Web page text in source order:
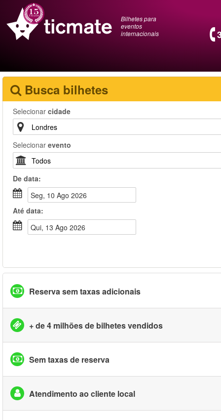
Bilhetes para
eventos
internacionais
Busca bilhetes
Selecionar cidade
Selecionar evento
De data:
Seg, 10 Ago 2026
Até data:
Qui, 13 Ago 2026
Reserva sem taxas adicionais
+ de 4 milhões de bilhetes vendidos
Sem taxas de reserva
Atendimento ao cliente local